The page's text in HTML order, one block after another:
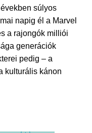
súlyos
napig él a Marvel
a rajongók milliói
generációk
pedig – a
kulturális kánon